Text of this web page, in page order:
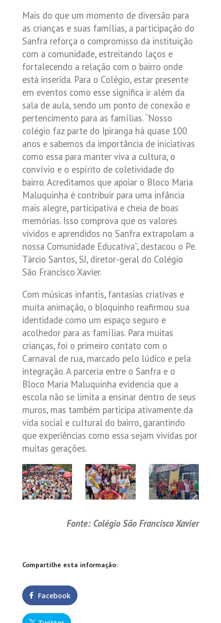
Mais do que um momento de diversão para
as crianças e suas famílias, a participação do
Sanfra reforça o compromisso da instituição
com a comunidade, estreitando laços e
fortalecendo a relação com o bairro onde
está inserida. Para o Colégio, estar presente
em eventos como esse significa ir além da
sala de aula, sendo um ponto de conexão e
pertencimento para as famílias. “Nosso
colégio faz parte do Ipiranga há quase 100
anos e sabemos da importância de iniciativas
como essa para manter viva a cultura, o
convívio e o espírito de coletividade do
bairro. Acreditamos que apoiar o Bloco Maria
Maluquinha é contribuir para uma infância
mais alegre, participativa e cheia de boas
memórias. Isso comprova que os valores
vividos e aprendidos no Sanfra extrapolam a
nossa Comunidade Educativa”, destacou o Pe.
Tárcio Santos, SJ, diretor-geral do Colégio
São Francisco Xavier.
Com músicas infantis, fantasias criativas e
muita animação, o bloquinho reafirmou sua
identidade como um espaço seguro e
acolhedor para as famílias. Para muitas
crianças, foi o primeiro contato com o
Carnaval de rua, marcado pelo lúdico e pela
integração. A parceria entre o Sanfra e o
Bloco Maria Maluquinha evidencia que a
escola não se limita a ensinar dentro de seus
muros, mas também participa ativamente da
vida social e cultural do bairro, garantindo
que experiências como essa sejam vividas por
muitas gerações.
Fonte: Colégio São Francisco Xavier
Compartilhe esta informação:
Facebook